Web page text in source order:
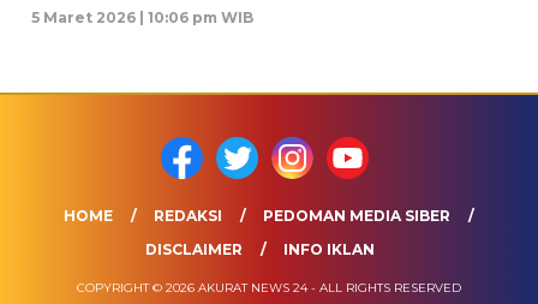
5 Maret 2026 | 10:06 pm WIB
HOME REDAKSI
PEDOMAN MEDIA SIBER
DISCLAIMER
INFO IKLAN
COPYRIGHT © 2026 AKURAT NEWS 24 - ALL RIGHTS RESERVED